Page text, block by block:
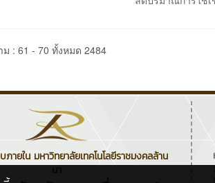
: 61 - 70 ทั้งหมด 2484
ายใน มหาวิทยาลัยเทคโนโลยีราชมงคลล้าน
นา